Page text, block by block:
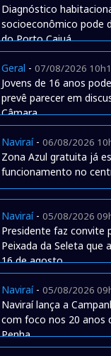
Diagnóstico
socioeconômico pode
do Porto Caiuá
Geral - 07/08/2026
Jovens de 16 anos
prevê parecer em
Câmara
Naviraí- 06/08/2026
Zona Azul gratuita já
funcionamento no
Naviraí- 05/08/2026
Presidente faz convite
Peixada da Seleta que
16 de agosto
Naviraí- 05/08/2026
Naviraí lança a
com foco nos 20 anos
Penha